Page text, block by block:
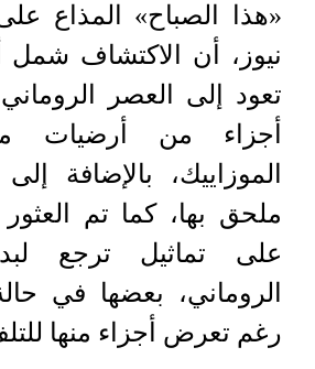
«هذا الصباح» المذاع على
نيوز، أن الاكتشاف شمل
تعود إلى العصر
أجزاء من أرضيات
الموزاييك، بالإضافة
ملحق بها، كما تم
على تماثيل ترجع
الروماني، بعضها في
رغم تعرض أجزاء منها